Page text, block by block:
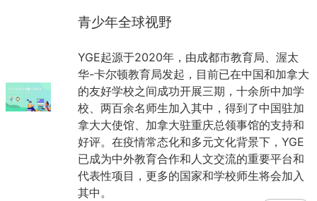
青少年全球视野
YGE起源于2020年，由成都市教育局、渥太
华-卡尔顿教育局发起，目前已在中国和加拿大
的友好学校之间成功开展三期，十余所中加学
校、两百余名师生加入其中，得到了中国驻加
拿大大使馆、加拿大驻重庆总领事馆的支持和
好评。在疫情常态化和多元文化背景下，YGE
已成为中外教育合作和人文交流的重要平台和
代表性项目，更多的国家和学校师生将会加入
其中。